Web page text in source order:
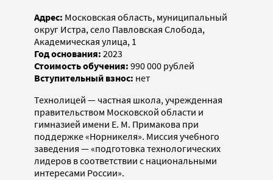
Адрес: Московская область, муниципальный
округ Истра, село Павловская Слобода,
Академическая улица, 1
Год основания: 2023
Стоимость обучения: 990 000 рублей
Вступительный взнос: нет
Технолицей — частная школа, учрежденная
правительством Московской области и
гимназией имени Е. М. Примакова при
поддержке «Норникеля». Миссия учебного
заведения — «подготовка технологических
лидеров в соответствии с национальными
интересами России».